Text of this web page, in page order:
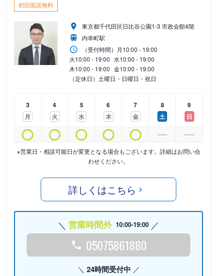
初回面談無料
東京都千代田区日比谷公園1-3 市政会館4階
内幸町駅
（受付時間） 月10:00 - 19:00
火10:00 - 19:00 水10:00 - 19:00
木10:00 - 19:00 金10:00 - 19:00
（定休日）土曜日・日曜日・祝日
3
月
4
火
5
水
6
木
7
金
8
土
9
日
※営業日・相談可能日が変更となる場合もございます。詳細はお問い合
わせください。
詳しくはこちら
営業時間外 10:00-19:00
05075861880
24時間受付中